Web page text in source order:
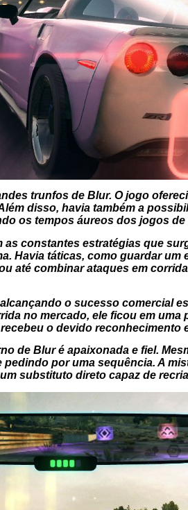
trunfos de Blur. O jogo
disso, havia também a
os tempos áureos dos jogos
constantes estratégias que
Havia táticas, como guardar um
até combinar ataques em
o sucesso comercial
no mercado, ele ficou em
o devido reconhecimento
de Bluré apaixonada e fiel.
por uma sequência. A
substituto direto capaz de